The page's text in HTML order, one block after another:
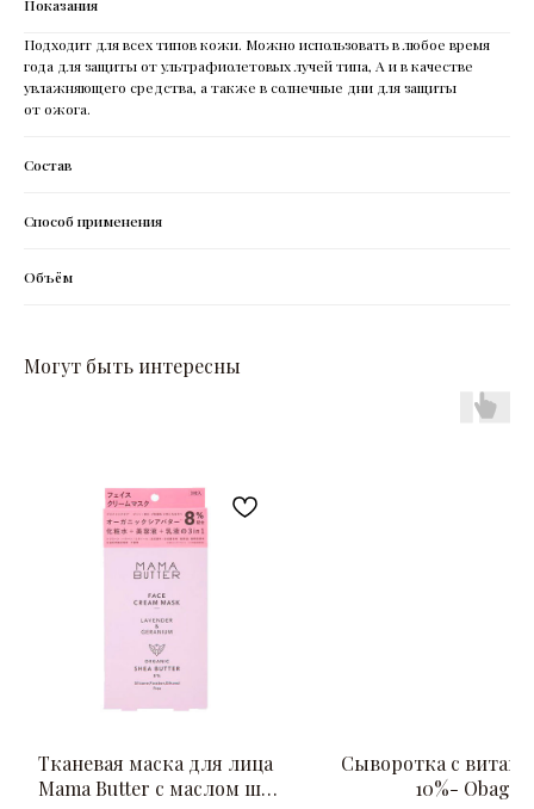
Показания
Подходит для всех типов кожи. Можно использовать в любое время
года для защиты от ультрафиолетовых лучей типа, А и в качестве
увлажняющего средства, а также в солнечные дни для защиты
от ожога.
Состав
Способ применения
Объём
Могут быть интересны
Тканевая маска для лица
Mama Butter с маслом ши
Cыворотка с
10%- Obagi